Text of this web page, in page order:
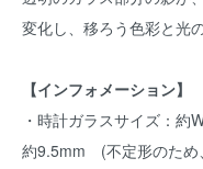
変化し、移ろう色彩と光
【インフォメーション】
・時計ガラスサイズ：
約9.5mm (不定形のため